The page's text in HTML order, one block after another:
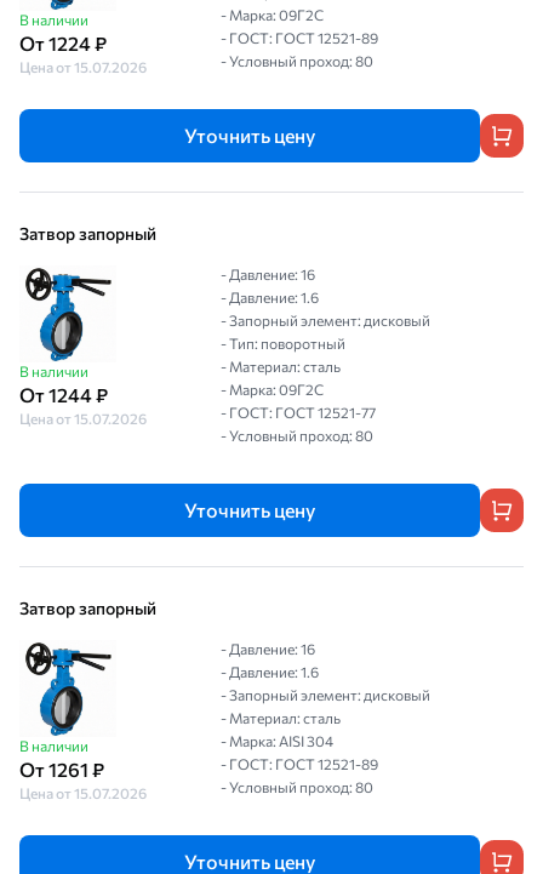
В наличии
От 1224 ₽
Цена от 15.07.2026
- Марка: 09Г2С
- ГОСТ: ГОСТ 12521-89
- Условный проход: 80
Уточнить цену
Затвор запорный
В наличии
От 1244 ₽
Цена от 15.07.2026
- Давление: 16
- Давление: 1.6
- Запорный элемент: дисковый
- Тип: поворотный
- Материал: сталь
- Марка: 09Г2С
- ГОСТ: ГОСТ 12521-77
- Условный проход: 80
Уточнить цену
Затвор запорный
В наличии
От 1261 ₽
Цена от 15.07.2026
- Давление: 16
- Давление: 1.6
- Запорный элемент: дисковый
- Материал: сталь
- Марка: AISI 304
- ГОСТ: ГОСТ 12521-89
- Условный проход: 80
Уточнить цену